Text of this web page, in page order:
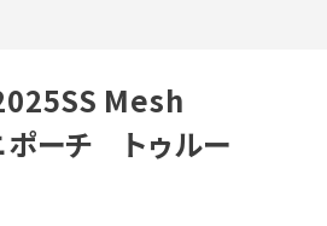
Mesh
ーチ トゥルー